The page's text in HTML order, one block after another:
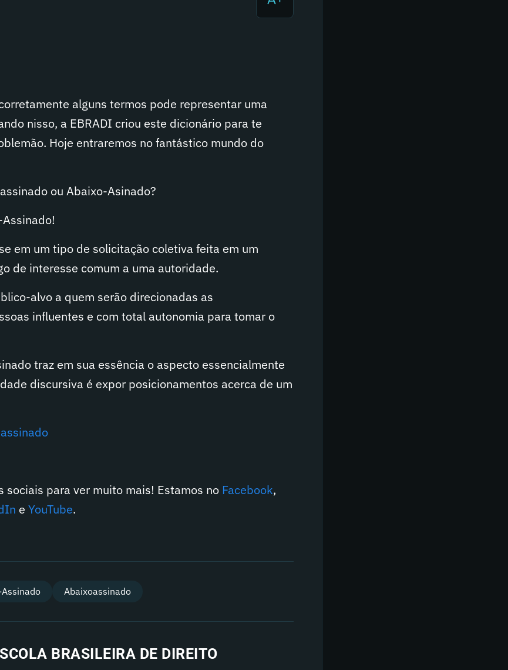
alguns termos pode representar uma
nisso, a EBRADI criou este dicionário para te
Hoje entraremos no fantástico mundo do
ou Abaixo-Asinado?
em um tipo de solicitação coletiva feita em um
de interesse comum a uma autoridade.
alvo a quem serão direcionadas as
influentes e com total autonomia para tomar o
traz em sua essência o aspecto essencialmente
discursiva é expor posicionamentos acerca de um
sociais para ver muito mais! Estamos no Facebook,
eYouTube.
Abaixoassinado
BRASILEIRA DE DIREITO